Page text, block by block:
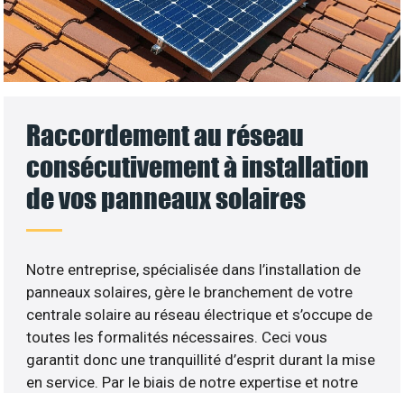
Raccordement au réseau
consécutivement à installation
de vos panneaux solaires
Notre entreprise, spécialisée dans l’installation de
panneaux solaires, gère le branchement de votre
centrale solaire au réseau électrique et s’occupe de
toutes les formalités nécessaires. Ceci vous
garantit donc une tranquillité d’esprit durant la mise
en service. Par le biais de notre expertise et notre